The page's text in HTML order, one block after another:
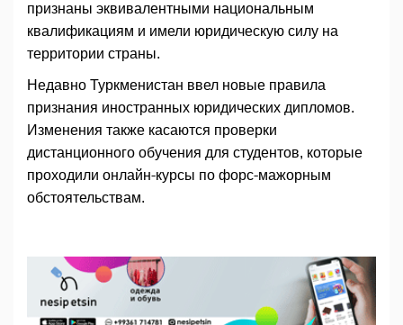
признаны эквивалентными национальным
квалификациям и имели юридическую силу на
территории страны.
Недавно Туркменистан ввел новые правила
признания иностранных юридических дипломов.
Изменения также касаются проверки
дистанционного обучения для студентов, которые
проходили онлайн-курсы по форс-мажорным
обстоятельствам.